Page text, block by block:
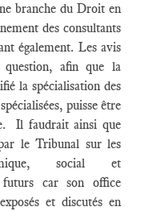
branche du Droit en
des consultants
également. Les avis
afin que la
la spécialisation des
puisse être
Il faudrait ainsi que
le Tribunal sur les
social et
futurs car son office
et discutés en